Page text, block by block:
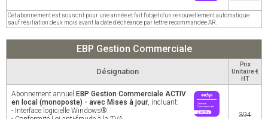
Cet abonnement est souscrit pour une année et fait l'objet d'un renouvellement automatique
sauf résiliation deux mois avant la date d'échéance par lettre recommandée AR.
EBP Gestion Commerciale
Désignation
Prix
Unitaire €
HT
Abonnement annuel EBP Gestion Commerciale ACTIV
en local (monoposte) - avec Mises à jour, incluant:
- Interface logicielle Windows®.
394